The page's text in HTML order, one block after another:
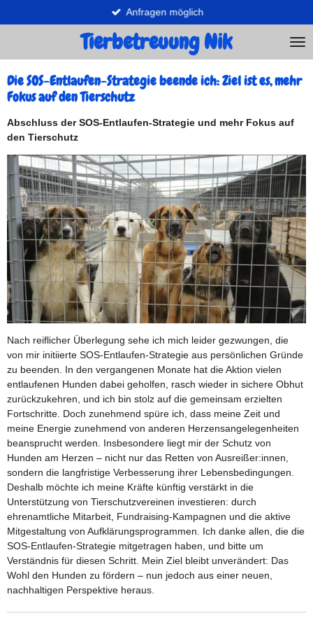
Hauptinhalt
Tierbetreuung Nik
Anfragen möglich
Die SOS-Entlaufen-Strategie beende ich: Ziel ist es, mehr
Fokus auf den Tierschutz
Abschluss der SOS‑Entlaufen‑Strategie und mehr Fokus auf
den Tierschutz
Nach reiflicher Überlegung sehe ich mich leider gezwungen, die
von mir initiierte SOS‑Entlaufen-Strategie aus persönlichen Gründe
zu beenden. In den vergangenen Monate hat die Aktion vielen
entlaufenen Hunden dabei geholfen, rasch wieder in sichere Obhut
zurückzukehren, und ich bin stolz auf die gemeinsam erzielten
Fortschritte. Doch zunehmend spüre ich, dass meine Zeit und
meine Energie zunehmend von anderen Herzensangelegenheiten
beansprucht werden. Insbesondere liegt mir der Schutz von
Hunden am Herzen – nicht nur das Retten von Ausreißer:innen,
sondern die langfristige Verbesserung ihrer Lebensbedingungen.
Deshalb möchte ich meine Kräfte künftig verstärkt in die
Unterstützung von Tierschutzvereinen investieren: durch
ehrenamtliche Mitarbeit, Fundraising‑Kampagnen und die aktive
Mitgestaltung von Aufklärungsprogrammen. Ich danke allen, die die
SOS‑Entlaufen‑Strategie mitgetragen haben, und bitte um
Verständnis für diesen Schritt. Mein Ziel bleibt unverändert: Das
Wohl den Hunden zu fördern – nun jedoch aus einer neuen,
nachhaltigen Perspektive heraus.